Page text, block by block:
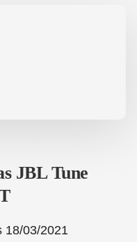
JBL Tune
18/03/2021